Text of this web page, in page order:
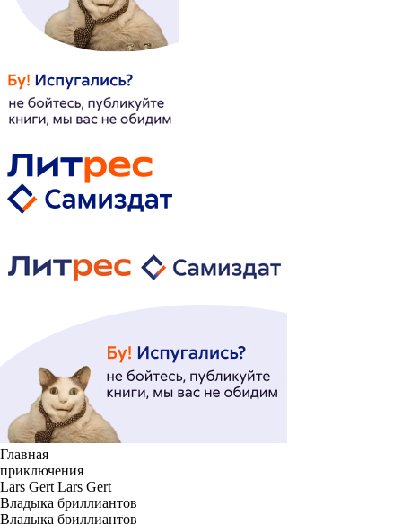
Главная
приключения
Lars Gert Lars Gert
Владыка бриллиантов
Владыка бриллиантов